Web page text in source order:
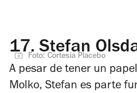
17.Stefan
Foto: Cortesía Placebo
A pesar de tener un
Molko, Stefan es parte